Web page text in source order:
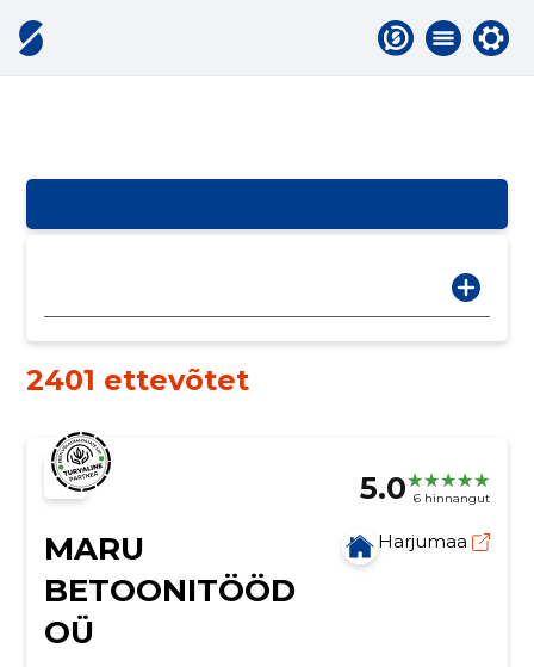
2401 ettevõtet
5.0 6 hinnangut
MARU
BETOONITÖÖD
OÜ
Harjumaa